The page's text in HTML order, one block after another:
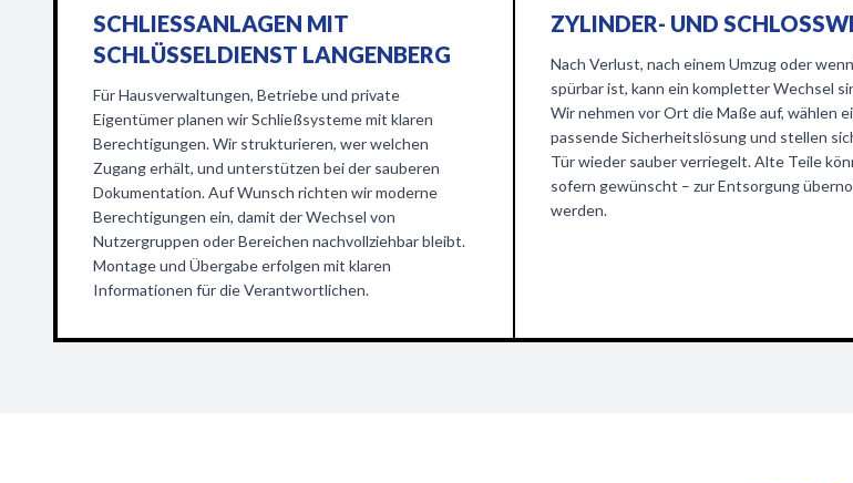
SCHLIESSANLAGEN MIT S
CHLÜSSELDIENST LANGENBERG
Für Hausverwaltungen, Betriebe und private
Eigentümer planen wir Schließsysteme mit klaren
Berechtigungen. Wir strukturieren, wer welchen
Zugang erhält, und unterstützen bei der sauberen
Dokumentation. Auf Wunsch richten wir moderne
Berechtigungen ein, damit der Wechsel von
Nutzergruppen oder Bereichen nachvollziehbar bleibt.
Montage und Übergabe erfolgen mit klaren
Informationen für die Verantwortlichen.
ZYLINDER- UND
Nach Verlust, nach einem Umzug oder
spürbar ist, kann ein kompletter Wechsel
Wir nehmen vor Ort die Maße auf, wählen
passende Sicherheitslösung und stellen
Tür wieder sauber verriegelt. Alte Teile
sofern gewünscht – zur Entsorgung
werden.